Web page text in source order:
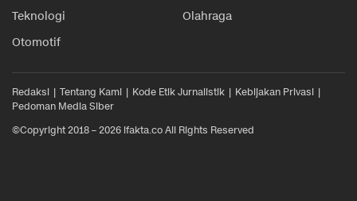
Teknologi
Olahraga
Otomotif
Redaksi Tentang Kami Kode Etik Jurnalistik
Kebijakan Privasi
Pedoman Media Siber
©Copyright 2018 – 2026 ifakta.co All Rights Reserved